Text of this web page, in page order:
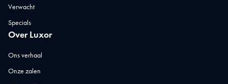
Verwacht
Specials
Over Luxor
Ons verhaal
Onze zalen